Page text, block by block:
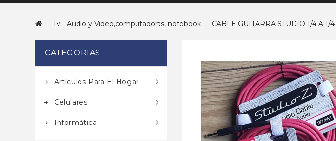
Tv - Audio y Video,computadoras, notebook CABLE GUITARRA STUDIO 1/4 A 1/
CATEGORIAS
Artículos Para El Hogar
Celulares
Informática